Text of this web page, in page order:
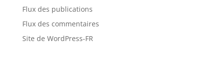
Flux des publications
Flux des commentaires
Site de WordPress-FR